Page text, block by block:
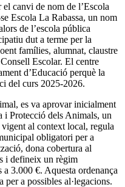
canvi de nom de l’Escola
Escola La Rabassa, un nom
de l’escola pública
dut a terme per la
famílies, alumnat, claustre
Escolar. El centre
d’Educació perquè la
del curs 2025-2026.
es va aprovar inicialment
i Protecció dels Animals, un
al context local, regula
obligatori per a
dona cobertura al
i defineix un règim
3.000 €. Aquesta ordenança
per a possibles al·legacions.